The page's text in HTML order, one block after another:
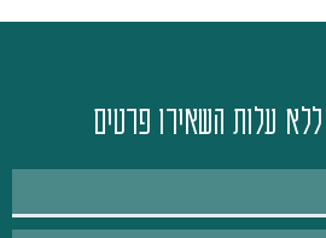
ללא עלות השאירו פרטים